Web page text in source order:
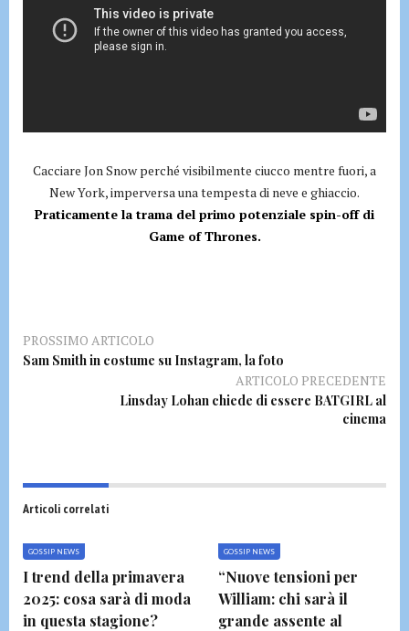
Cacciare Jon Snow perché visibilmente ciucco mentre fuori, a
New York, imperversa una tempesta di neve e ghiaccio.
Praticamente la trama del primo potenziale spin-off di
Game of Thrones.
PROSSIMO ARTICOLO
Sam Smith in costume su Instagram, la foto
ARTICOLO PRECEDENTE
Linsday Lohan chiede di essere BATGIRL al
cinema
Articoli correlati
GOSSIP NEWS
I trend della primavera
2025: cosa sarà di moda
in questa stagione?
GOSSIP NEWS
“Nuove tensioni per
William: chi sarà il
grande assente al